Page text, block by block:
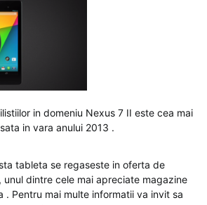
in domeniu Nexus 7 II este cea mai
in vara anului 2013 .
tableta se regaseste in oferta de
unul dintre cele mai apreciate magazine
. Pentru mai multe informatii va invit sa